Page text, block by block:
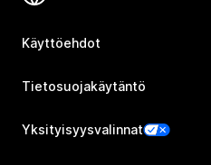
Käyttöehdot
Tietosuojakäytäntö
Yksityisyysvalinnat